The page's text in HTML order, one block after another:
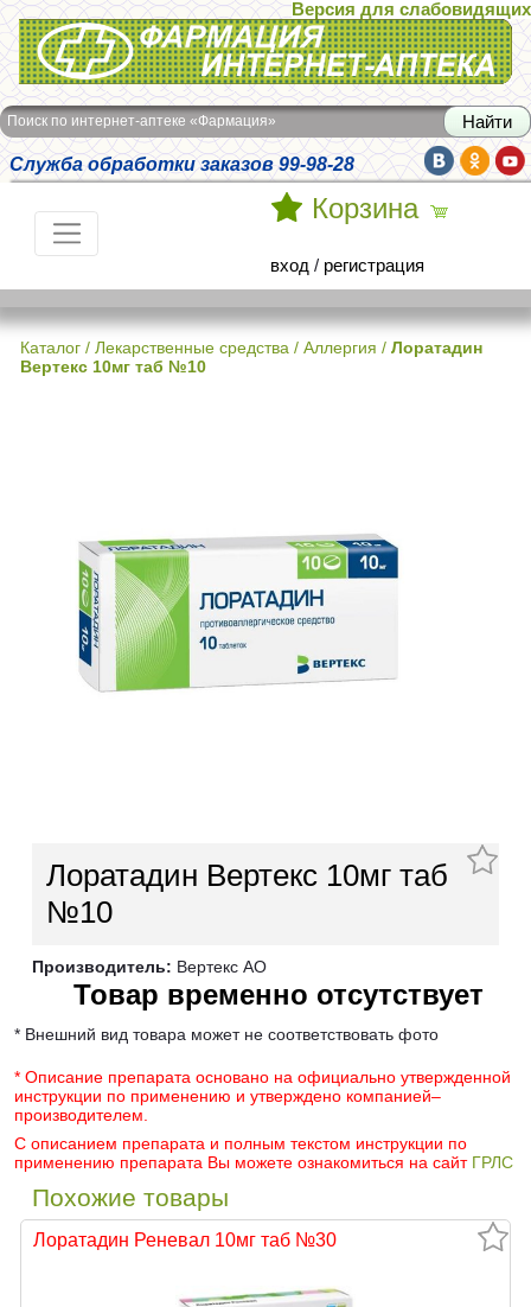
Интернет-аптека Фармация
Версия для слабовидящих
Поиск по интернет-аптеке «Фармация»
Служба обработки заказов 99-98-28
Корзина
вход / регистрация
Каталог / Лекарственные средства / Аллергия / Лоратадин
Вертекс 10мг таб №10
Лоратадин Вертекс 10мг таб
№10
Производитель: Вертекс АО
Товар временно отсутствует
* Внешний вид товара может не соответствовать фото
* Описание препарата основано на официально утвержденной
инструкции по применению и утверждено компанией–
производителем.
С описанием препарата и полным текстом инструкции по
применению препарата Вы можете ознакомиться на сайт ГРЛС
Похожие товары
Лоратадин Реневал 10мг таб №30